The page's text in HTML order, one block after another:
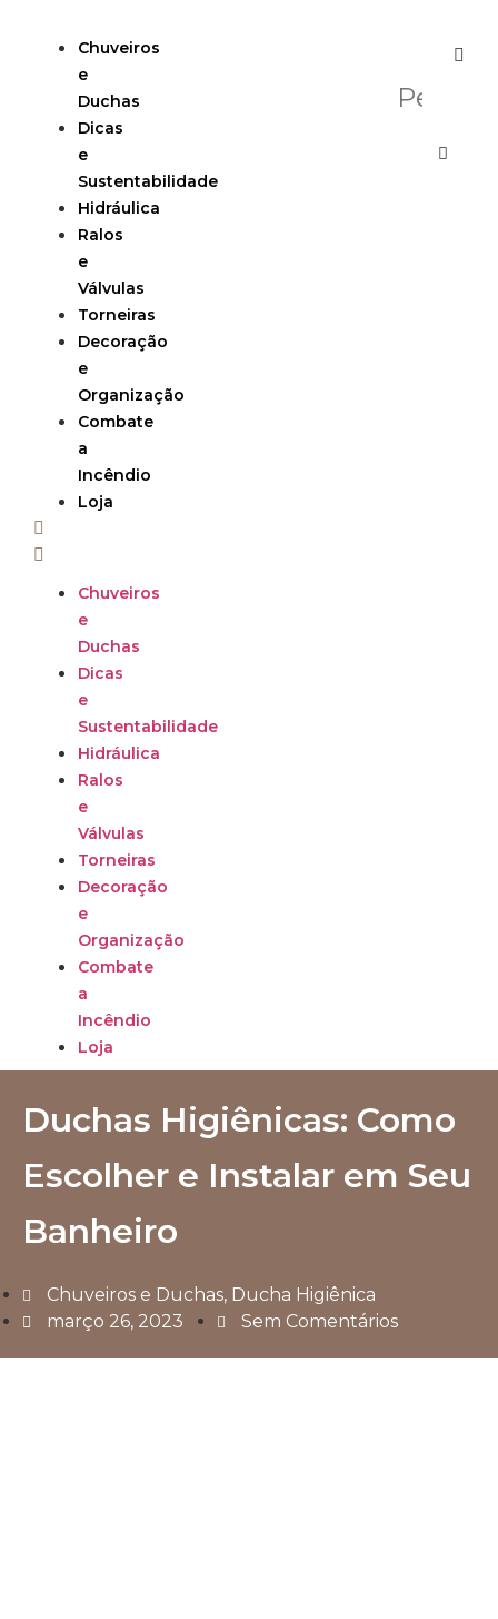
Chuveiros
e
Duchas
Dicas
e
Sustentabilidade
Hidráulica
Ralos
e
Válvulas
Torneiras
Decoração
e
Organização
Combate
a
Incêndio
Loja
Chuveiros
e
Duchas
Dicas
e
Sustentabilidade
Hidráulica
Ralos
e
Válvulas
Torneiras
Decoração
e
Organização
Combate
a
Incêndio
Loja
Duchas Higiênicas: Como
Escolher e Instalar em Seu
Banheiro
Chuveiros e Duchas, Ducha Higiênica
março 26, 2023
Sem Comentários